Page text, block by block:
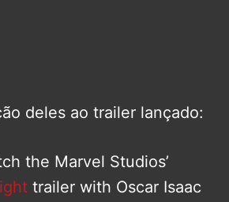
deles ao trailer lançado:
the Marvel Studios’
trailer with Oscar Isaac